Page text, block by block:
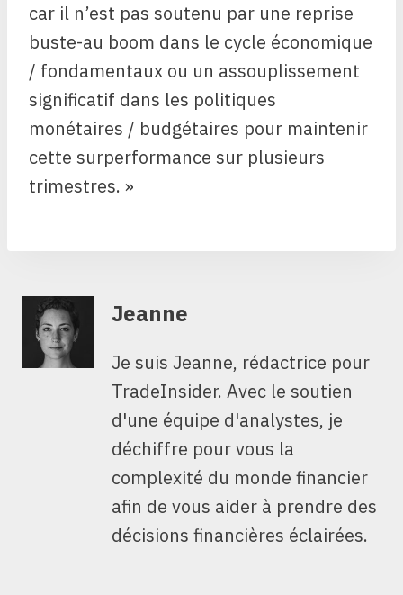
car il n’est pas soutenu par une reprise
buste-au boom dans le cycle économique
/ fondamentaux ou un assouplissement
significatif dans les politiques
monétaires / budgétaires pour maintenir
cette surperformance sur plusieurs
trimestres. »
Jeanne
Je suis Jeanne, rédactrice pour
TradeInsider. Avec le soutien
d'une équipe d'analystes, je
déchiffre pour vous la
complexité du monde financier
afin de vous aider à prendre des
décisions financières éclairées.